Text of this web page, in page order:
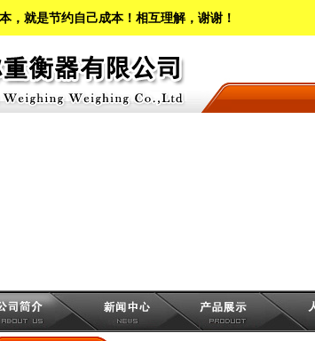
，就是节约自己成本！相互理解，谢谢！